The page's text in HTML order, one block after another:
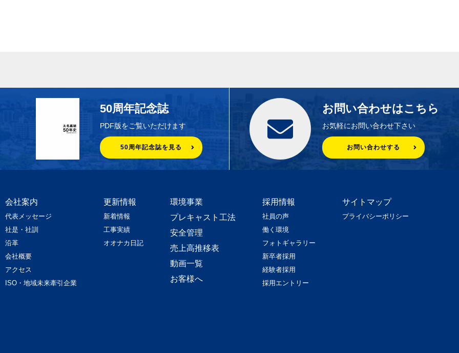
50周年記念誌
PDF版をご覧いただけます
50周年記念誌を見る
お問い合わせはこちら
お気軽にお問い合わせ下さい
お問い合わせする
会社案内
代表メッセージ
社是・社訓
沿革
会社概要
アクセス
ISO・地域未来牽引企業
更新情報
新着情報
工事実績
オオナカ日記
環境事業
プレキャスト工法
安全管理
売上高推移表
動画一覧
お客様へ
採用情報
社員の声
働く環境
フォトギャラリー
新卒者採用
経験者採用
採用エントリー
サイトマップ
プライバシーポリシー